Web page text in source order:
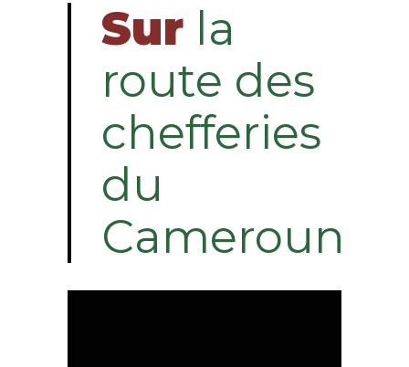
Sur la
route des
chefferies
du
Cameroun